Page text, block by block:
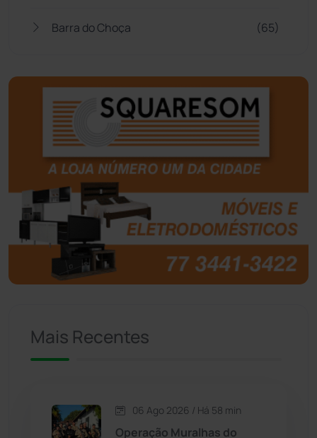
Barra do Choça (65)
Bom Jesus da Lapa (505)
Boquira (152)
Botuporã
Brasil (7679)
Brumado (31951)
Caetanos
Candiba
Mais Recentes
06 Ago 2026 / Há 58 min
Operação Muralhas do